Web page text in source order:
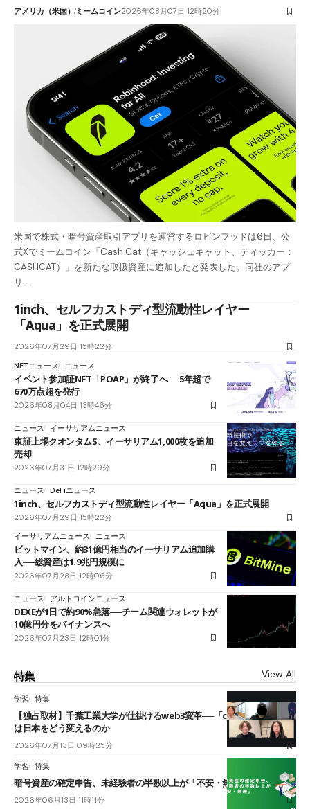
アメリカ（米国）ミームコイン2026年08月07日 12時20分
米国で株式・暗号資産取引アプリを運営するロビンフッドは6日、公
式Xでミームコイン「Cash Cat（キャッシュキャット、ティッカー：
CASHCAT）」を新たな取扱資産に追加したと発表した。同社のアプ
リ…
1inch、セルフカストディ型流動性レイヤー
「Aqua」を正式展開
2026年07月29日 15時22分
NFTニュース
ニュース
イベント参加証NFT「POAP」が終了へ──5年超で
670万点超を発行
2026年08月04日 13時46分
ニュース イーサリアムニュース
東証上場クオンタムS、イーサリアム1,000枚を追加
売却
2026年07月31日 12時29分
ニュース DeFiニュース
1inch、セルフカストディ型流動性レイヤー「Aqua」を正式展開
2026年07月29日 15時22分
イーサリアムニュース
ニュース
ビットマイン、約31億円相当のイーサリアム追加購
入──総資産は1.9兆円規模に
2026年07月28日 12時06分
ニュース アルトコインニュース
DEXEが1日で約90%急落──チーム関連ウォレットが
10億円分をバイナンスへ
2026年07月23日 12時01分
特集 View All
学習 特集
【独占取材】千葉工業大学が仕掛けるweb3変革──「cJPY」とAIの融合
は日本をどう変えるのか
2026年07月13日 09時25分
学習 特集
暗号資産の確定申告、未経験者の半数以上が「不安・無理」
2026年06月13日 11時11分